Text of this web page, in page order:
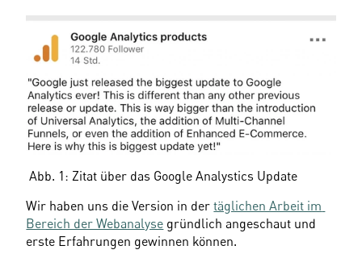
Abb. 1: Zitat über das Google Analystics Update
Wir haben uns die Version in der täglichen Arbeit im
Bereich der Webanalyse gründlich angeschaut und
erste Erfahrungen gewinnen können.